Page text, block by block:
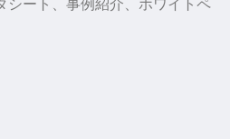
シート、事例紹介、ホワイトペ